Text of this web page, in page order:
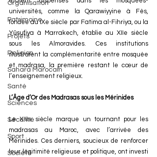
Organisation
Patrimoine
Projets
Religion
Sahara Marocain
Santé
Sciences
Sécurité
Sport
Société
universités, comme la Qarawiyyine à Fès,
fondée au IXe siècle par Fatima al-Fihriya, ou la
Yūsufiya à Marrakech, établie au XIIe siècle
sous les Almoravides. Ces institutions
illustraient la complémentarité entre mosquée
et madrasa, la première restant le cœur de
l’enseignement religieux.
L’Âge d’Or des Madrasas sous les Mérinides
Le XIIIe siècle marque un tournant pour les
madrasas au Maroc, avec l’arrivée des
Mérinides. Ces derniers, soucieux de renforcer
leur légitimité religieuse et politique, ont investi